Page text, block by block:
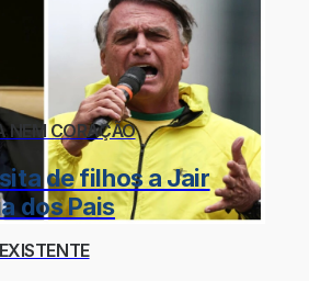
NEM CORAÇÃO
de filhos a Jair
dos Pais